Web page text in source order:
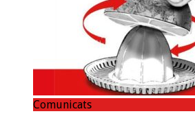
Comunicats